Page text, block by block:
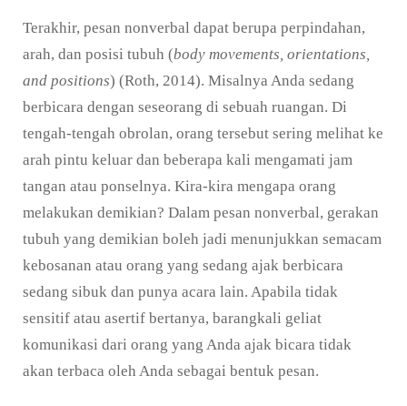
Terakhir, pesan nonverbal dapat berupa perpindahan,
arah, dan posisi tubuh (body movements, orientations,
and positions) (Roth, 2014). Misalnya Anda sedang
berbicara dengan seseorang di sebuah ruangan. Di
tengah-tengah obrolan, orang tersebut sering melihat ke
arah pintu keluar dan beberapa kali mengamati jam
tangan atau ponselnya. Kira-kira mengapa orang
melakukan demikian? Dalam pesan nonverbal, gerakan
tubuh yang demikian boleh jadi menunjukkan semacam
kebosanan atau orang yang sedang ajak berbicara
sedang sibuk dan punya acara lain. Apabila tidak
sensitif atau asertif bertanya, barangkali geliat
komunikasi dari orang yang Anda ajak bicara tidak
akan terbaca oleh Anda sebagai bentuk pesan.